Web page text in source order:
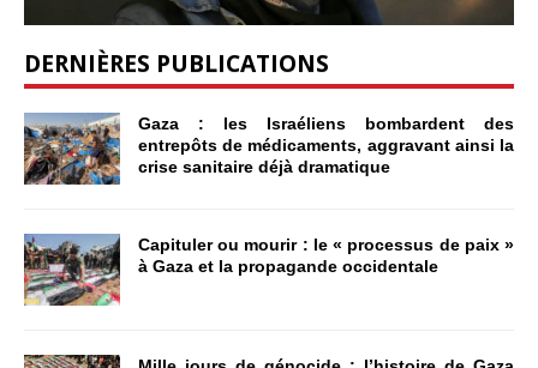
DERNIÈRES PUBLICATIONS
Gaza : les Israéliens bombardent des
entrepôts de médicaments, aggravant ainsi la
crise sanitaire déjà dramatique
Capituler ou mourir : le « processus de paix »
à Gaza et la propagande occidentale